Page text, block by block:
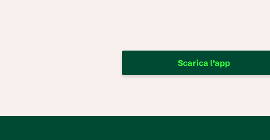
Scarica l’app